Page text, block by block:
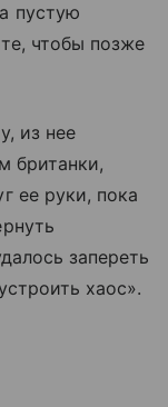
пустую
чтобы позже
из нее
британки,
ее руки, пока
запереть
хаос».